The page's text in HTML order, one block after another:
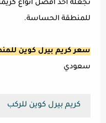
تجعله احد أفضل انواع
للمنطقة الحساسة.
سعر كريم بيرل كوين
سعودي
كريم بيرل كوين للركب